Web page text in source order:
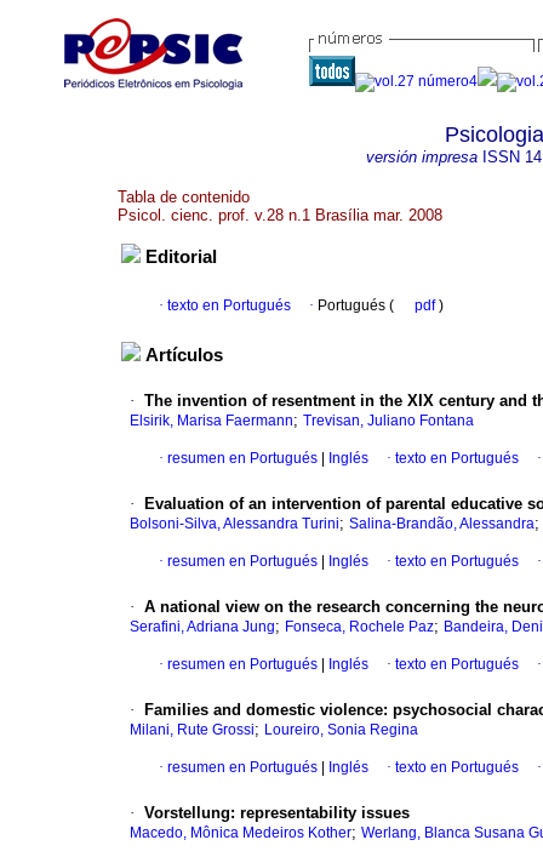
versión impresaISSN
Tabla de contenido
Psicol. cienc. prof. v.28 n.1 Brasília mar. 2008
Editorial
· texto en Portugués · Portugués ( pdf)
Artículos
· The invention of resentment in the XIX century and
Elsirik, Marisa Faermann; Trevisan, Juliano Fontana
· resumen en Portugués Inglés · texto en Portugués
· Evaluation of an intervention of parental educative
Bolsoni-Silva, Alessandra Turini; Salina-Brandão, Alessandra;
· resumen en Portugués Inglés · texto en Portugués
· A national view on the research concerning the
Serafini, Adriana Jung; Fonseca, Rochele Paz; Bandeira,
· resumen en Portugués Inglés · texto en Portugués
· Families and domestic violence: psychosocial
Milani, Rute Grossi; Loureiro, Sonia Regina
· resumen en Portugués Inglés · texto en Portugués
· Vorstellung: representability issues
Macedo, Mônica Medeiros Kother; Werlang, Blanca Susana